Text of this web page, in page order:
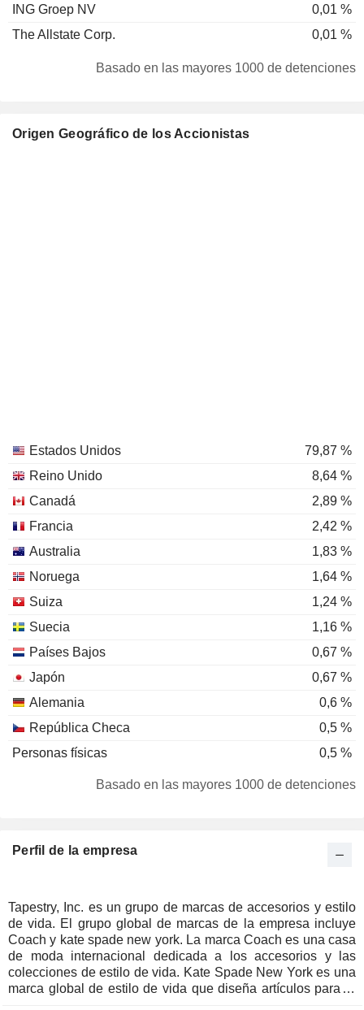
ING Groep NV
0,01 %
The Allstate Corp.
0,01 %
Basado en las mayores 1000 de detenciones
Origen Geográfico de los Accionistas
Estados Unidos
79,87 %
Reino Unido
8,64 %
Canadá
2,89 %
Francia
2,42 %
Australia
1,83 %
Noruega
1,64 %
Suiza
1,24 %
Suecia
1,16 %
Países Bajos
0,67 %
Japón
0,67 %
Alemania
0,6 %
República Checa
0,5 %
Personas físicas
0,5 %
Corea del Sur
0,38 %
Hong-Kong
0,32 %
Luxemburgo
0,23 %
Irlanda
0,17 %
España
0,08 %
Singapur
0,05 %
Basado en las mayores 1000 de detenciones
Perfil de la empresa
Tapestry, Inc. es un grupo de marcas de accesorios y estilo
de vida. El grupo global de marcas de la empresa incluye
Coach y kate spade new york. La marca Coach es una casa
de moda internacional dedicada a los accesorios y las
colecciones de estilo de vida. Kate Spade New York es una
marca global de estilo de vida que diseña artículos para el